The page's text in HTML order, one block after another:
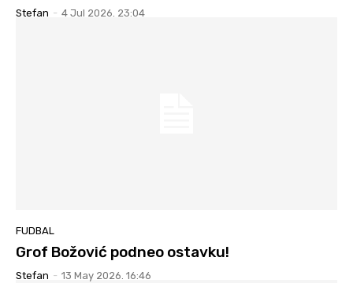
Stefan - 4 Jul 2026. 23:04
FUDBAL
Grof Božović podneo ostavku!
Stefan - 13 May 2026. 16:46